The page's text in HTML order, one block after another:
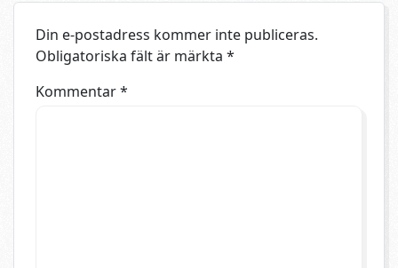
Din e-postadress kommer inte publiceras.
Obligatoriska fält är märkta *
Kommentar*